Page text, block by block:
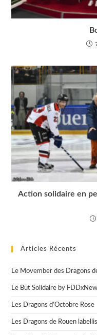
Action solidaire en
Articles Récents
Le Movember des Dragons
Le But Solidaire by
Les Dragons d’Octobre Rose
Les Dragons de Rouen